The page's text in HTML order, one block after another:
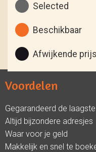
Selected
Beschikbaar
Afwijkende prijs
Voordelen
Gegarandeerd de
Altijd bijzondere adresjes
Waar voor je geld
Makkelijk en snel te